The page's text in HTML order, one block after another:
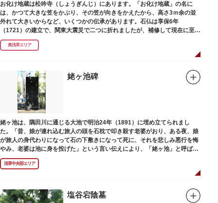
お化け地蔵は松吟寺（しょうぎんじ）にあります。「お化け地蔵」の名に
は、かつて大きな笠をかぶり、その笠が向きをかえたから、高さ3ｍ余の並
外れて大きいからなど、いくつかの伝承があります。石仏は享保6年
（1721）の建立で、関東大震災で二つに折れましたが、補修して現在に至っ
ています。常夜灯は、寛政2年（1790）に建てられました。
奥浅草エリア
姥ヶ池碑
姥ヶ池は、隅田川に通じる大池で明治24年（1891）に埋め立てられまし
た。「昔、娘が連れ込む旅人の頭を石枕で叩き殺す老婆がおり、ある夜、娘
が旅人の身代わりになって石の下敷きになって死に、それを悲しみ悪行を悔
やみ、老婆は池に身を投げた」という言い伝えにより、「姥ヶ池」と呼ばれ
ていました。その碑は花川戸公園内にあります。
浅草中央部エリア
塩谷宕陰墓